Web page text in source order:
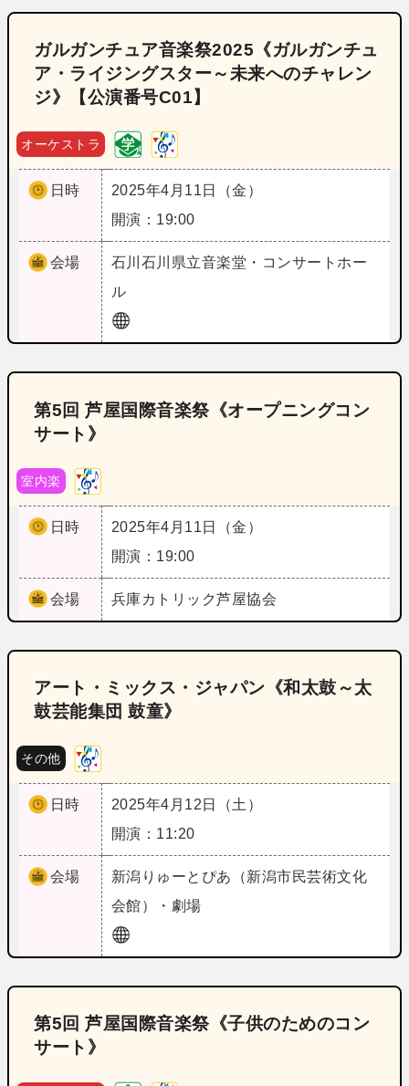
ガルガンチュア音楽祭2025《ガルガンチュ
ア・ライジングスター～未来へのチャレン
ジ》【公演番号C01】
オーケストラ
日時
2025年4月11日（金）
開演：19:00
会場 石川 石川県立音楽堂・コンサートホー
ル
第5回 芦屋国際音楽祭《オープニングコン
サート》
室内楽
日時
2025年4月11日（金）
開演：19:00
会場 兵庫カトリック芦屋協会
アート・ミックス・ジャパン《和太鼓～太
鼓芸能集団 鼓童》
その他
日時
2025年4月12日（土）
開演：11:20
会場 新潟 りゅーとぴあ（新潟市民芸術文化
会館）・劇場
第5回 芦屋国際音楽祭《子供のためのコン
サート》